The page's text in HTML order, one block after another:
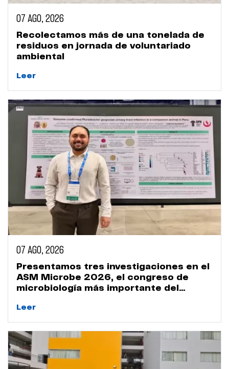
07 AGO, 2026
Recolectamos más de una tonelada de
residuos en jornada de voluntariado
ambiental
Leer
07 AGO, 2026
Presentamos tres investigaciones en el
ASM Microbe 2026, el congreso de
microbiología más importante del
Leer